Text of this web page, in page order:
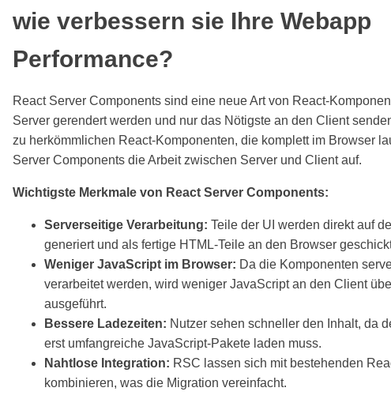
wie verbessern sie Ihre Webapp
Performance?
React Server Components sind eine neue Art von React-
Server gerendert werden und nur das Nötigste an den Client
zu herkömmlichen React-Komponenten, die komplett im Browser
Server Components die Arbeit zwischen Server und Client auf.
Wichtigste Merkmale von React Server Components:
Serverseitige Verarbeitung: Teile der UI werden direkt auf
generiert und als fertige HTML-Teile an den Browser
Weniger JavaScript im Browser: Da die Komponenten
verarbeitet werden, wird weniger JavaScript an den Client
ausgeführt.
Bessere Ladezeiten: Nutzer sehen schneller den Inhalt, da
erst umfangreiche JavaScript-Pakete laden muss.
Nahtlose Integration: RSC lassen sich mit bestehenden
kombinieren, was die Migration vereinfacht.